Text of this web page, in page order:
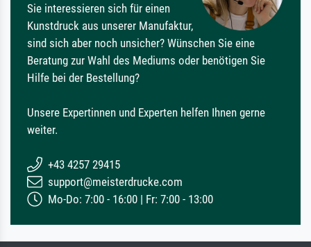
Sie interessieren sich für einen
Kunstdruck aus unserer Manufaktur,
sind sich aber noch unsicher? Wünschen Sie eine
Beratung zur Wahl des Mediums oder benötigen Sie
Hilfe bei der Bestellung?
Unsere Expertinnen und Experten helfen Ihnen gerne
weiter.
+43 4257 29415
support@meisterdrucke.com
Mo-Do: 7:00 - 16:00 | Fr: 7:00 - 13:00